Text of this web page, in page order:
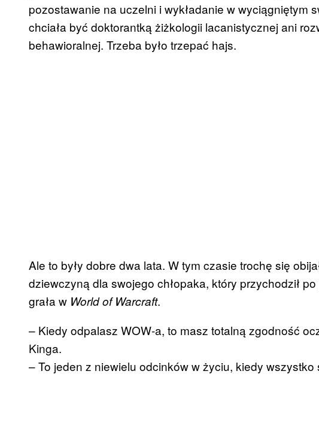
pozostawanie na uczelni i wykładanie w wyciągniętym
chciała być doktorantką żiżkologii lacanistycznej ani
behawioralnej. Trzeba było trzepać hajs.
Ale to były dobre dwa lata. W tym czasie trochę się
dziewczyną dla swojego chłopaka, który przychodził
grała w World of Warcraft.
– Kiedy odpalasz WOW-a, to masz totalną zgodność
Kinga.
– To jeden z niewielu odcinków w życiu, kiedy wszystko